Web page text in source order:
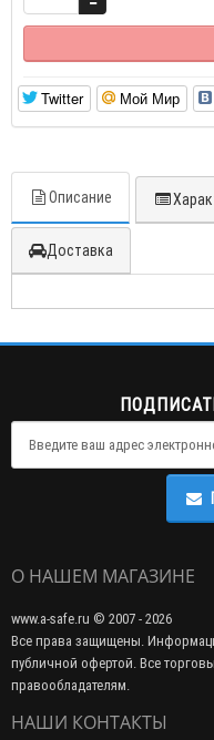
Twitter Мой Мир
Описание
Доставка
О НАШЕМ МАГАЗИНЕ
www.a-safe.ru © 2007 - 2026
Все права защищены.
публичной офертой. Все
правообладателям.
НАШИ КОНТАКТЫ